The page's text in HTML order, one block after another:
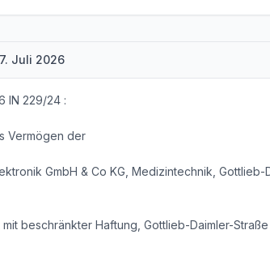
Juli 2026
IN 229/24 :
Vermögen der
GmbH & Co KG, Medizintechnik, Gottlieb-
beschränkter Haftung, Gottlieb-Daimler-